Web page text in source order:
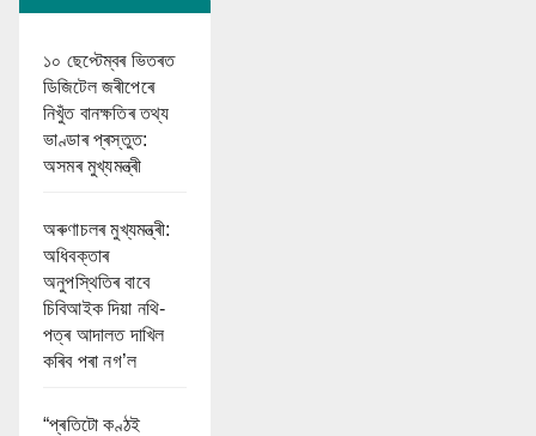
১০ ছেপ্টেম্বৰ ভিতৰত
ডিজিটেল জৰীপেৰে
নিখুঁত বানক্ষতিৰ তথ্য
ভাণ্ডাৰ প্ৰস্তুত:
অসমৰ মুখ্যমন্ত্ৰী
অৰুণাচলৰ মুখ্যমন্ত্ৰী:
অধিবক্তাৰ
অনুপস্থিতিৰ বাবে
চিবিআইক দিয়া নথি-
পত্ৰ আদালত দাখিল
কৰিব পৰা নগ’ল
“প্ৰতিটো কণ্ঠই